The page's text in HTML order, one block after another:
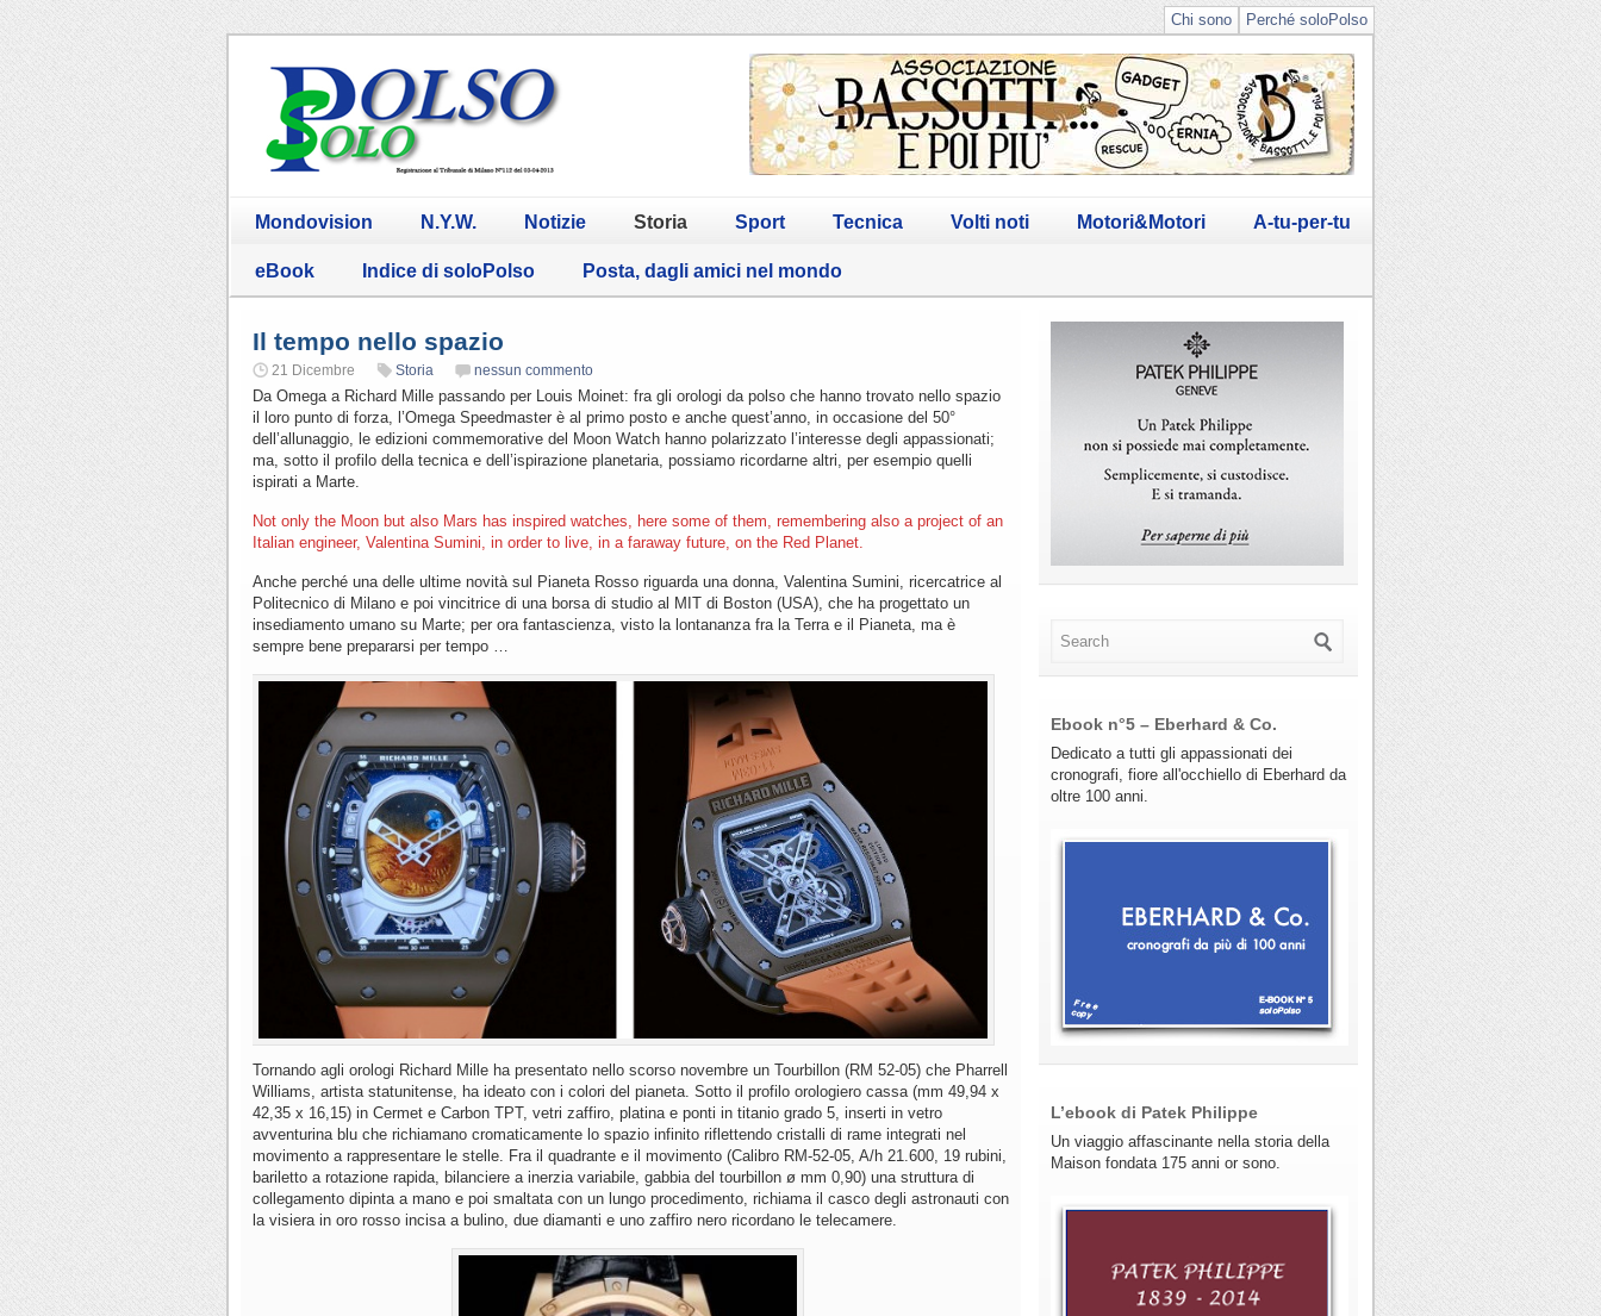
Perché soloPolso
Chi sono
Mondovision N.Y.W. Notizie Storia Sport Tecnica Volti noti Motori&Motori A-tu-per-tu
eBook Indice di soloPolso Posta, dagli amici nel mondo
Il tempo nello spazio
21 Dicembre Storia nessun commento
Da Omega a Richard Mille passando per Louis Moinet: fra gli orologi da polso che hanno trovato nello spazio
il loro punto di forza, l’Omega Speedmaster è al primo posto e anche quest’anno, in occasione del 50°
dell’allunaggio, le edizioni commemorative del Moon Watch hanno polarizzato l’interesse degli appassionati;
ma, sotto il profilo della tecnica e dell’ispirazione planetaria, possiamo ricordarne altri, per esempio quelli
ispirati a Marte.
Not only the Moon but also Mars has inspired watches, here some of them, remembering also a project of an
Italian engineer, Valentina Sumini, in order to live, in a faraway future, on the Red Planet.
Anche perché una delle ultime novità sul Pianeta Rosso riguarda una donna, Valentina Sumini, ricercatrice al
Politecnico di Milano e poi vincitrice di una borsa di studio al MIT di Boston (USA), che ha progettato un
insediamento umano su Marte; per ora fantascienza, visto la lontananza fra la Terra e il Pianeta, ma è
sempre bene prepararsi per tempo …
Tornando agli orologi Richard Mille ha presentato nello scorso novembre un Tourbillon (RM 52-05) che Pharrell
Williams, artista statunitense, ha ideato con i colori del pianeta. Sotto il profilo orologiero cassa (mm 49,94 x
42,35 x 16,15) in Cermet e Carbon TPT, vetri zaffiro, platina e ponti in titanio grado 5, inserti in vetro
avventurina blu che richiamano cromaticamente lo spazio infinito riflettendo cristalli di rame integrati nel
movimento a rappresentare le stelle. Fra il quadrante e il movimento (Calibro RM-52-05, A/h 21.600, 19 rubini,
bariletto a rotazione rapida, bilanciere a inerzia variabile, gabbia del tourbillon ø mm 0,90) una struttura di
collegamento dipinta a mano e poi smaltata con un lungo procedimento, richiama il casco degli astronauti con
la visiera in oro rosso incisa a bulino, due diamanti e uno zaffiro nero ricordano le telecamere.
Ebook n°5 – Eberhard & Co.
Dedicato a tutti gli appassionati dei
cronografi, fiore all'occhiello di Eberhard da
oltre 100 anni.
L’ebook di Patek Philippe
Un viaggio affascinante nella storia della
Maison fondata 175 anni or sono.